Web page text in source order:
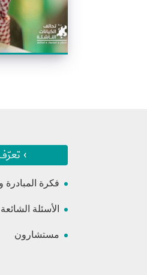
›
فكرة المبادرة
الأسئلة الشائعة
مستشارون